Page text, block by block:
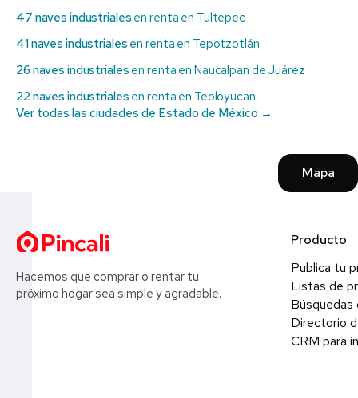
47 naves industriales en renta en Tultepec
41 naves industriales en renta en Tepotzotlán
26 naves industriales en renta en Naucalpan de Juárez
22 naves industriales en renta en Teoloyucan
Ver todas las ciudades de Estado de México →
Mapa
Hacemos que comprar o rentar tu
próximo hogar sea simple y agradable.
Producto
Publica tu
Listas de
Búsquedas
Directorio
CRM para